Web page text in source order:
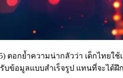
ตอกย้ำความน่ากลัวว่า เด็กไทย
บข้อมูลแบบสำเร็จรูป แทนที่จะได้